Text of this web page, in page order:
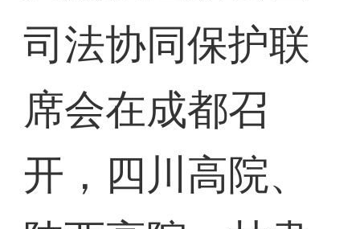
司法协同保护联
席会在成都召
开，四川高院、